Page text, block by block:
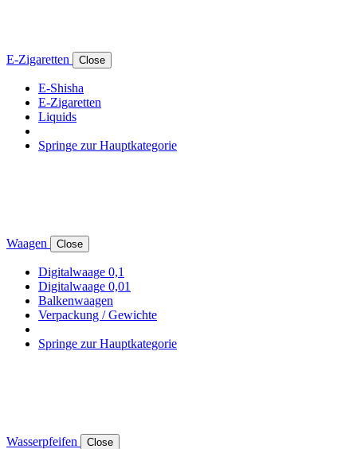
E-Zigaretten Close
E-Shisha
E-Zigaretten
Liquids
Springe zur Hauptkategorie
Waagen Close
Digitalwaage 0,1
Digitalwaage 0,01
Balkenwaagen
Verpackung / Gewichte
Springe zur Hauptkategorie
Wasserpfeifen Close